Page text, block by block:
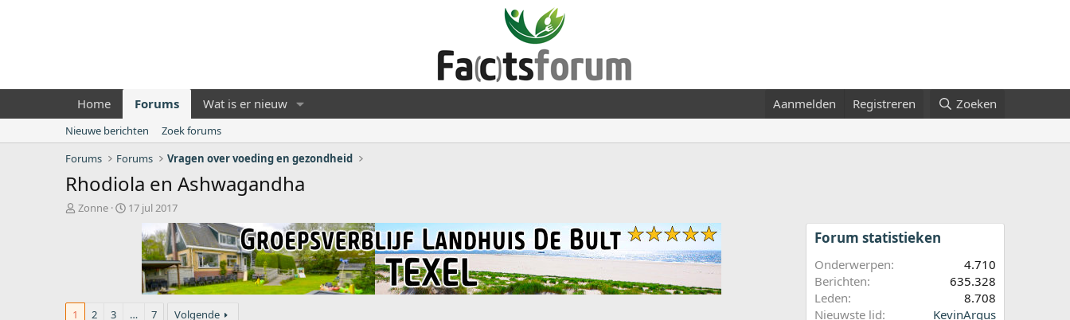
Home Forums Wat is er nieuw Aanmelden Registreren Zoeken
Nieuwe berichten
Zoek forums
Forums
Forums Vragen over voeding en gezondheid
Rhodiola en Ashwagandha
O
r
Zonne
S17 jul 2017
1 2 3 … 7 Volgende
Forum statistieken
Onderwerpen
4.710
Berichten
635.328
Leden
8.708
Nieuwste lid
KevinArgus